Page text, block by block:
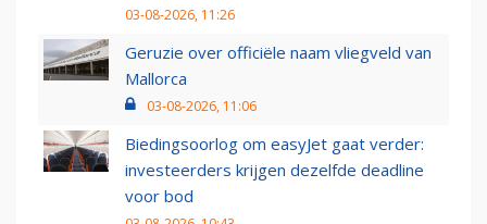
03-08-2026, 11:26
Geruzie over officiële naam vliegveld van
Mallorca
03-08-2026, 11:06
Biedingsoorlog om easyJet gaat verder:
investeerders krijgen dezelfde deadline
voor bod